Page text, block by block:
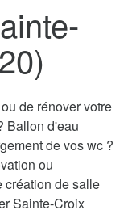
de rénover votre
Ballon d'eau
de vos wc ?
ou
création de salle
Sainte-Croix